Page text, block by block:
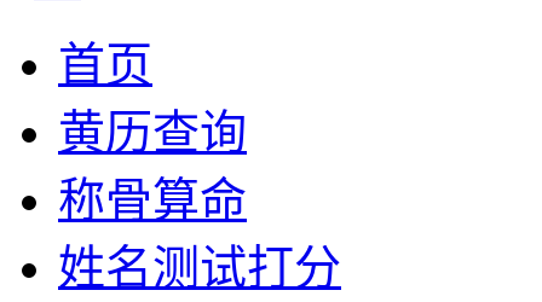
首页
黄历查询
称骨算命
姓名测试打分